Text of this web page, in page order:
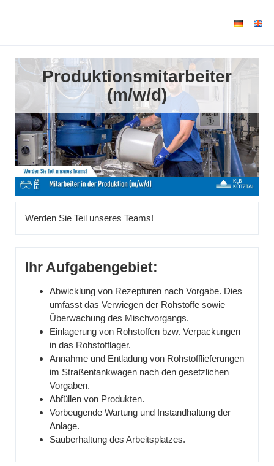
Produktionsmitarbeiter
(m/w/d)
Werden Sie Teil unseres Teams!
Ihr Aufgabengebiet:
Abwicklung von Rezepturen nach Vorgabe. Dies
umfasst das Verwiegen der Rohstoffe sowie
Überwachung des Mischvorgangs.
Einlagerung von Rohstoffen bzw. Verpackungen
in das Rohstofflager.
Annahme und Entladung von Rohstofflieferungen
im Straßentankwagen nach den gesetzlichen
Vorgaben.
Abfüllen von Produkten.
Vorbeugende Wartung und Instandhaltung der
Anlage.
Sauberhaltung des Arbeitsplatzes.